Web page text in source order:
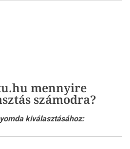
mennyire
számodra?
kiválasztásához: